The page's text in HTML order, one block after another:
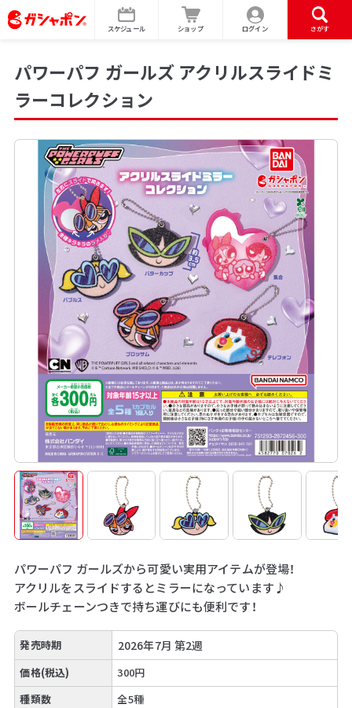
スケジュール ショップ ログイン さがす
パワーパフ ガールズ アクリルスライドミ
ラーコレクション
パワーパフ ガールズから可愛い実用アイテムが登場！
アクリルをスライドするとミラーになっています♪
ボールチェーンつきで持ち運びにも便利です！
発売時期 2026年7月 第2週
価格(税込)
300円
種類数
全5種